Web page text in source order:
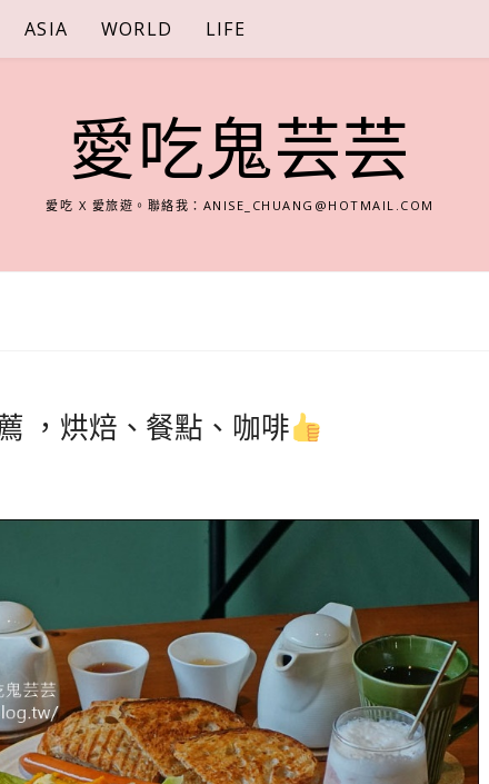
ASIA WORLD LIFE
愛吃鬼芸芸
愛吃 X 愛旅遊。聯絡我： ANISE_CHUANG@HOTMAIL.COM
，烘焙、餐點、咖啡